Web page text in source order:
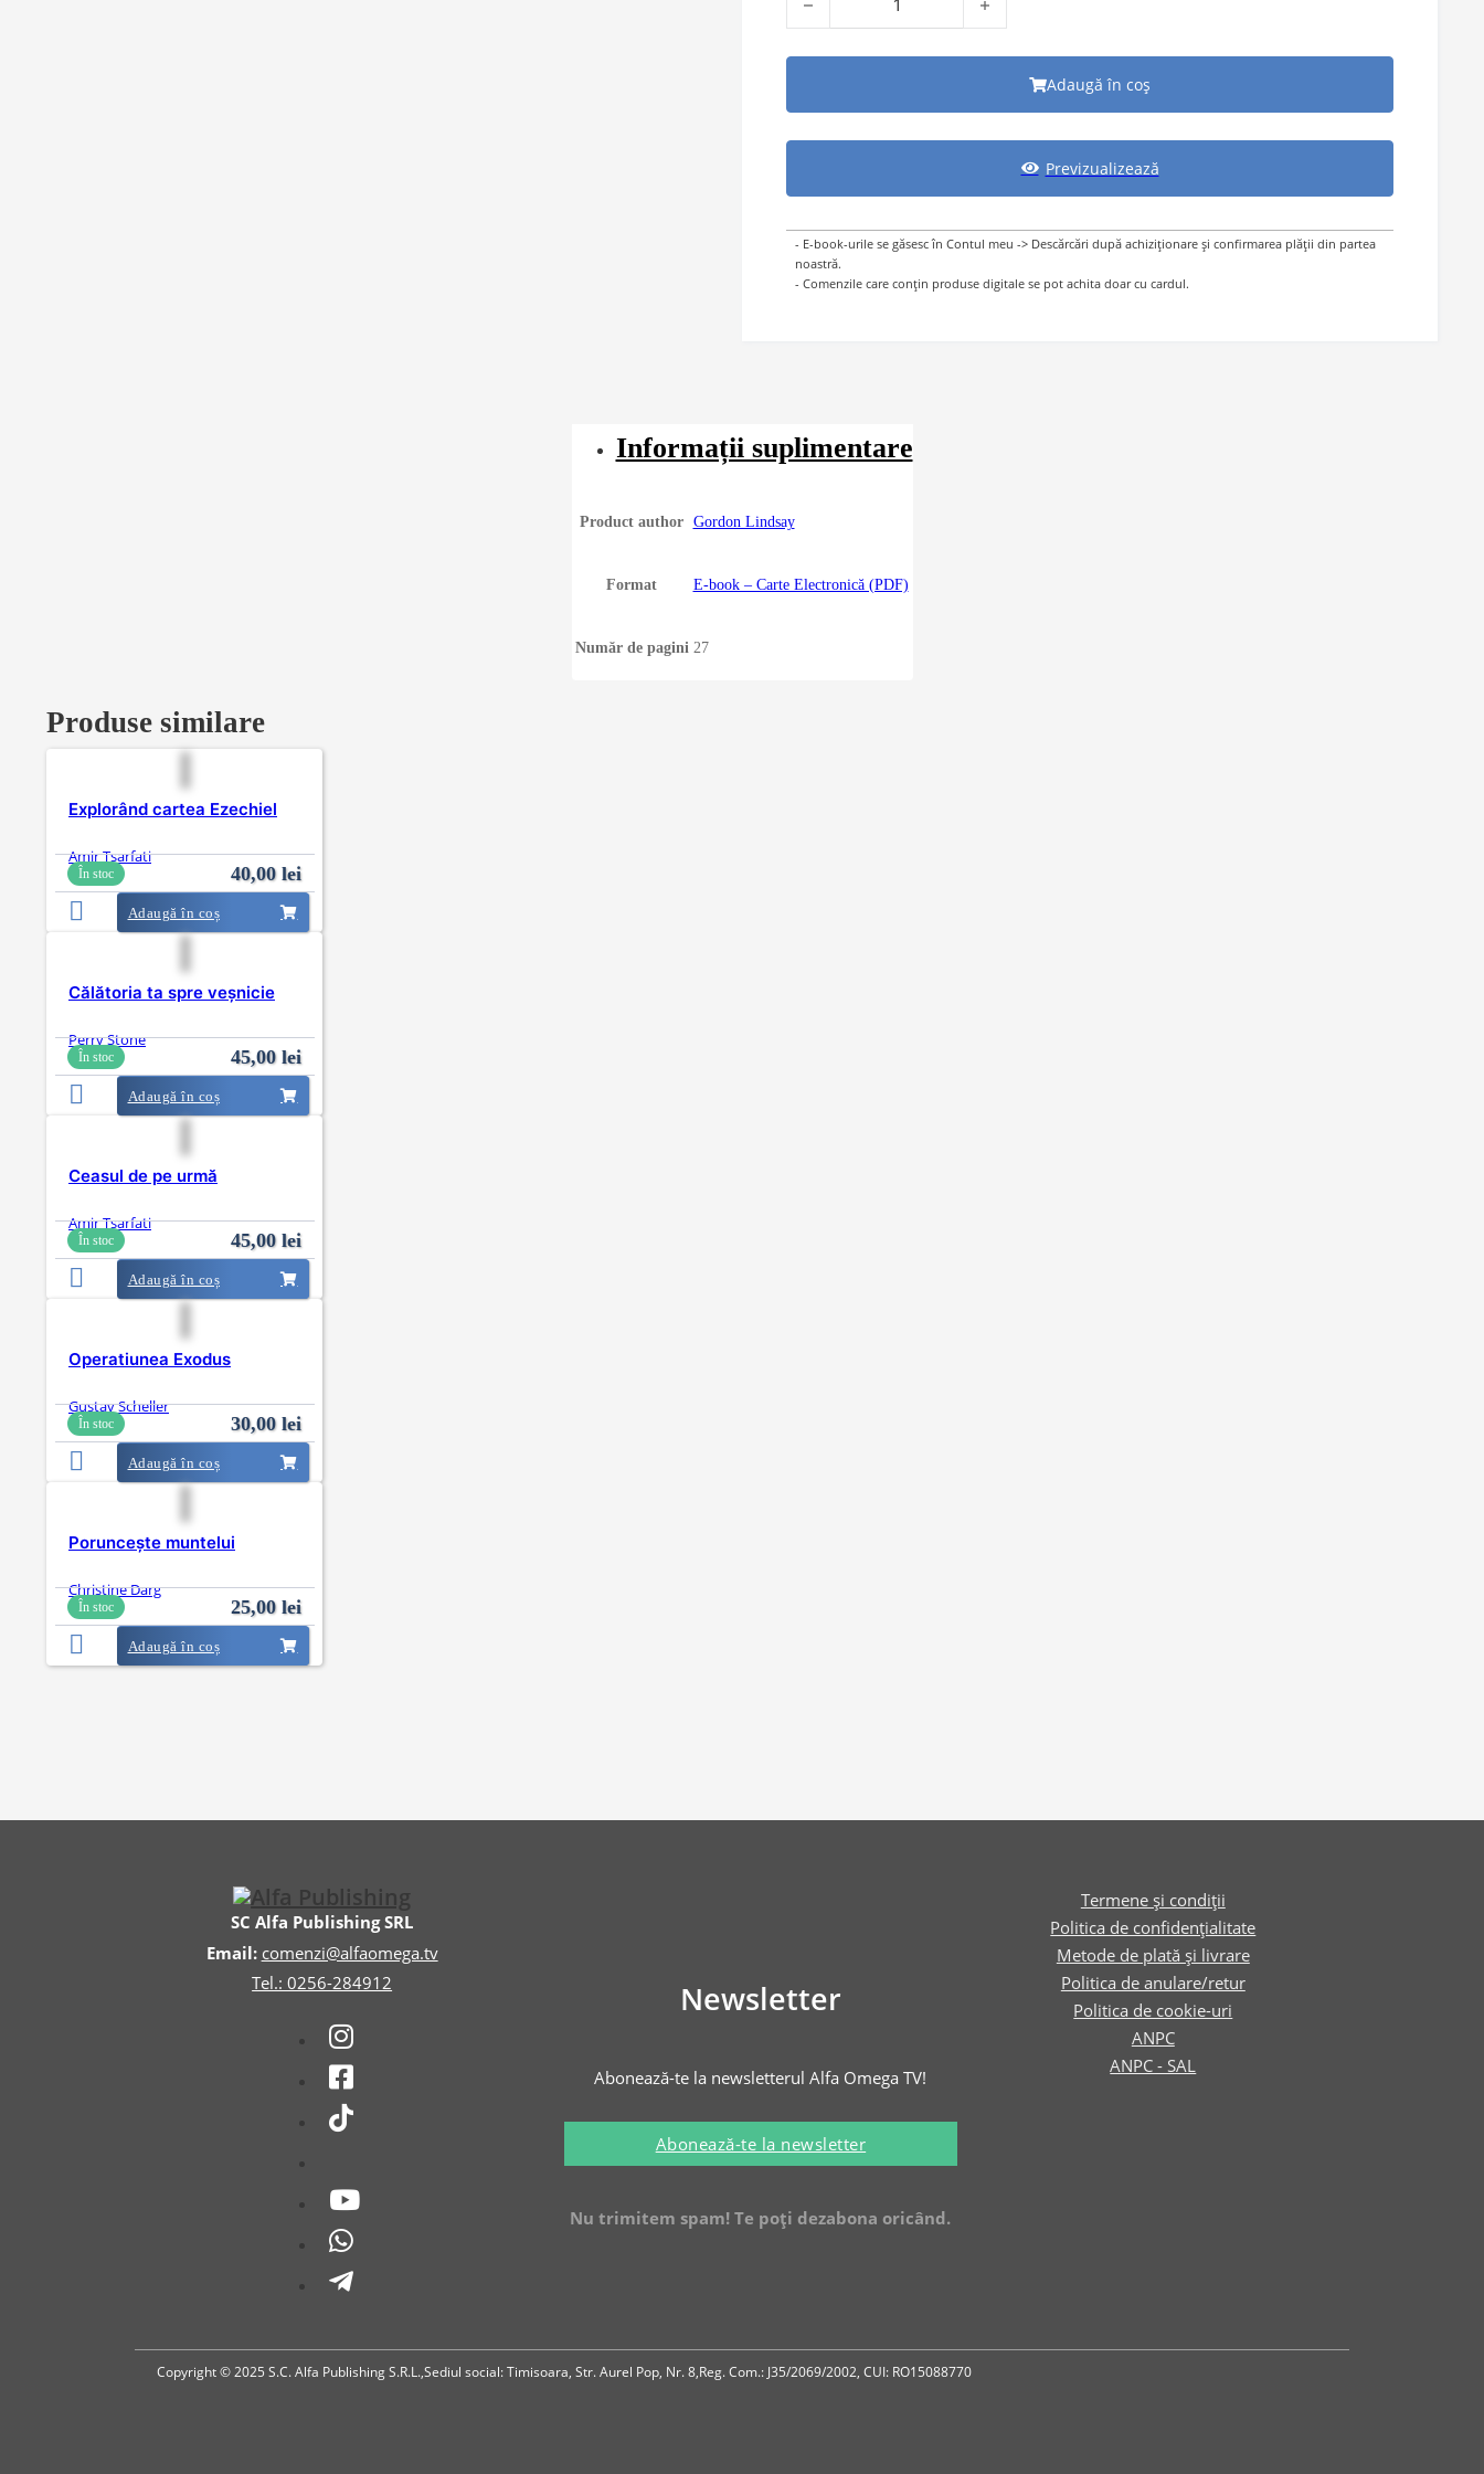
Adaugă în coș
Previzualizează
- E-book-urile se găsesc în Contul meu -> Descărcări după achiziționare și confirmarea plății din partea
noastră.
- Comenzile care conțin produse digitale se pot achita doar cu cardul.
Informații suplimentare
Product author Gordon Lindsay
Format E-book – Carte Electronică (PDF)
Număr de pagini 27
Produse similare
Explorând cartea Ezechiel
Amir Tsarfati
În stoc 40,00 lei
Adaugă în coș
Călătoria ta spre veșnicie
Perry Stone
În stoc 45,00 lei
Adaugă în coș
Ceasul de pe urmă
Amir Tsarfati
În stoc 45,00 lei
Adaugă în coș
Operatiunea Exodus
Gustav Scheller
În stoc 30,00 lei
Adaugă în coș
Poruncește muntelui
Christine Darg
În stoc 25,00 lei
Adaugă în coș
SC Alfa Publishing SRL
Email: comenzi@alfaomega.tv
Tel.: 0256-284912
Newsletter
Abonează-te la newsletterul Alfa Omega TV!
Abonează-te la newsletter
Nu trimitem spam! Te poți dezabona oricând.
Termene și condiții
Politica de confidențialitate
Metode de plată și livrare
Politica de anulare/retur
Politica de cookie-uri
ANPC
ANPC - SAL
Copyright © 2025 S.C. Alfa Publishing S.R.L.,Sediul social: Timisoara, Str. Aurel Pop, Nr. 8,Reg. Com.: J35/2069/2002, CUI: RO15088770